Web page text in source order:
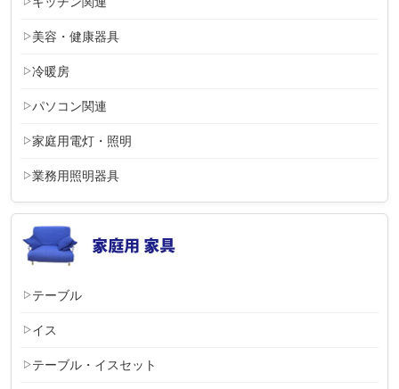
美容・健康器具
冷暖房
パソコン関連
家庭用電灯・照明
業務用照明器具
テーブル
イス
テーブル・イスセット